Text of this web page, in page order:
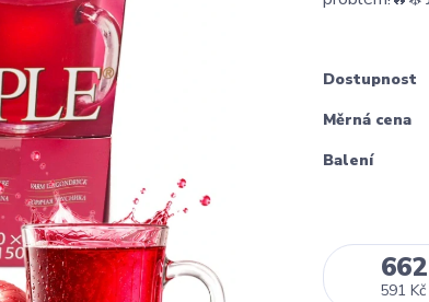
Dostupnost
Měrná cena
Balení
591 Kč